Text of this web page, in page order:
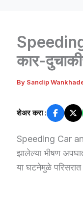
कार-
By Sandip
शेअर करा :
Speeding Car
झालेल्या भीषण
या घटनेमुळे